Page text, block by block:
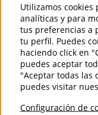
89,63€
Ver más
Cleansing oil
de Higiene Facial
Utilizamos
analíticas y para
tus preferencias a
tu perfil. Puedes
haciendo click en
puedes aceptar
"Aceptar todas las
puedes visitar
Configuración de